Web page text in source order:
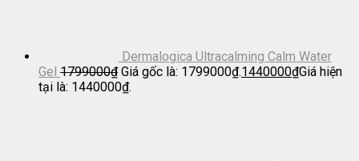
Dermalogica Ultracalming Calm Water
Gel 1799000₫ Giá gốc là: 1799000₫.1440000₫Giá hiện
tại là: 1440000₫.